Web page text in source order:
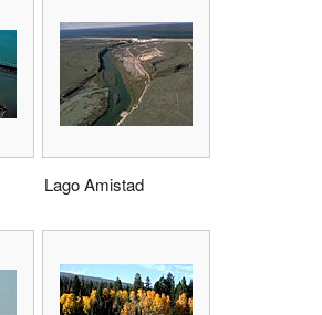
Lago Amistad